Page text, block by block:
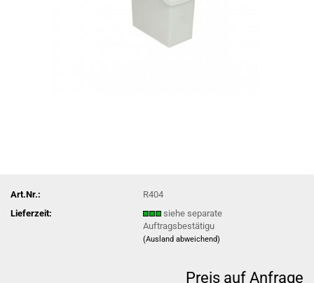
Art.Nr.:
R404
Lieferzeit:
siehe separate
Auftragsbestätigu
(Ausland abweichend)
Preis auf Anfrage